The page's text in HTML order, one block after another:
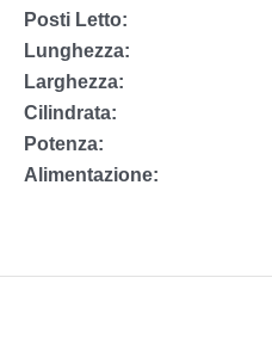
Posti Letto:
Lunghezza:
Larghezza:
Cilindrata:
Potenza:
Alimentazione: